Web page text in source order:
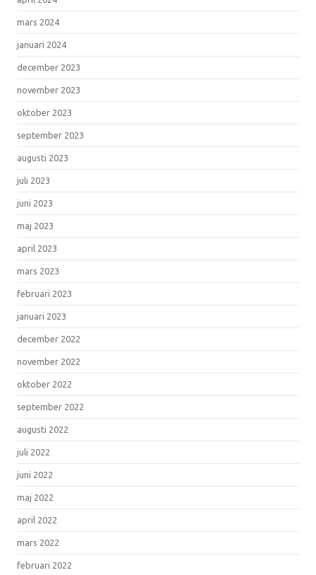
mars 2024
januari 2024
december 2023
november 2023
oktober 2023
september 2023
augusti 2023
juli 2023
juni 2023
maj 2023
april 2023
mars 2023
februari 2023
januari 2023
december 2022
november 2022
oktober 2022
september 2022
augusti 2022
juli 2022
juni 2022
maj 2022
april 2022
mars 2022
februari 2022